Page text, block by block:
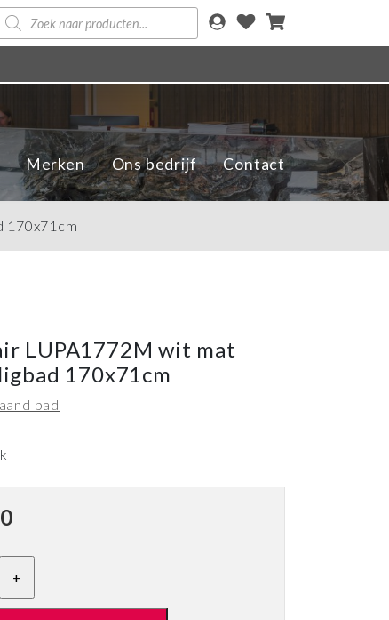
zoeken
Merken Ons bedrijf Contact
170x71cm
LUPA1772M wit mat
170x71cm
bad